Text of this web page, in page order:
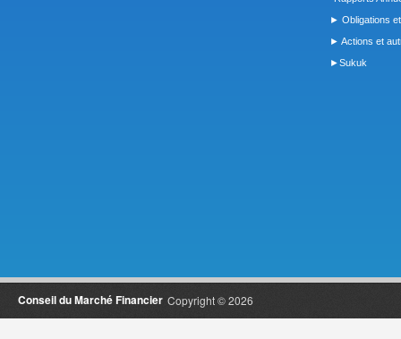
► Obligations
► Actions et
►Sukuk
Copyright © 2026
Conseil du Marché Financier